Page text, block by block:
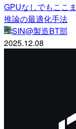
GPUなしでもここ
推論の最適化手法
SIN@製造BT部
2025.12.08